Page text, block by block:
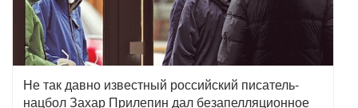
Не так давно известный российский писатель-
нацбол Захар Прилепин дал безапелляционное